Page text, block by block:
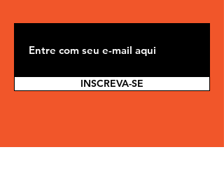
INSCREVA-SE